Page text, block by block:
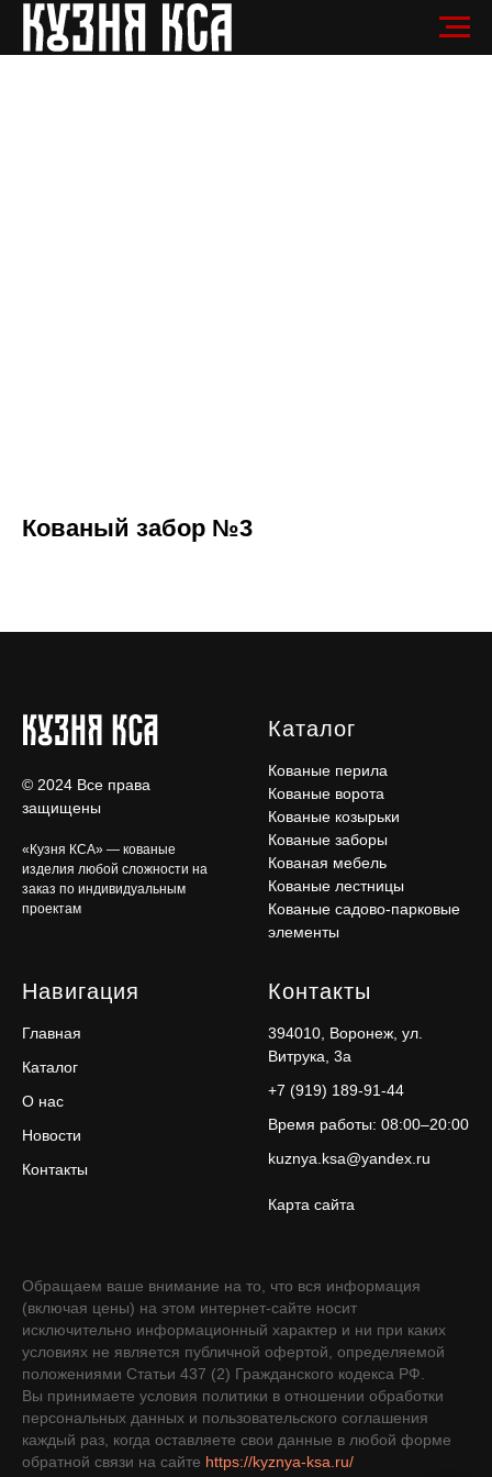
Кованый забор №3
© 2024 Все права
защищены
«Кузня КСА» — кованые
изделия любой сложности на
заказ по индивидуальным
проектам
Каталог
Кованые перила
Кованые ворота
Кованые козырьки
Кованые заборы
Кованая мебель
Кованые лестницы
Кованые садово-парковые
элементы
Навигация
Главная
Каталог
О нас
Новости
Контакты
Контакты
394010, Воронеж, ул.
Витрука, 3а
+7 (919) 189-91-44
Время работы: 08:00–20:00
kuznya.ksa@yandex.ru
Карта сайта
Обращаем ваше внимание на то, что вся информация
(включая цены) на этом интернет-сайте носит
исключительно информационный характер и ни при каких
условиях не является публичной офертой, определяемой
положениями Статьи 437 (2) Гражданского кодекса РФ.
Вы принимаете условия политики в отношении обработки
персональных данных и пользовательского соглашения
каждый раз, когда оставляете свои данные в любой форме
обратной связи на сайте https://kyznya-ksa.ru/